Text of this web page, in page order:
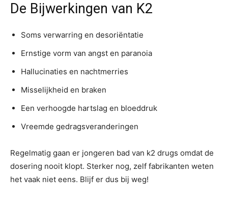
De Bijwerkingen van K2
Soms verwarring en desoriëntatie
Ernstige vorm van angst en paranoia
Hallucinaties en nachtmerries
Misselijkheid en braken
Een verhoogde hartslag en bloeddruk
Vreemde gedragsveranderingen
Regelmatig gaan er jongeren bad van k2 drugs omdat de
dosering nooit klopt. Sterker nog, zelf fabrikanten weten
het vaak niet eens. Blijf er dus bij weg!